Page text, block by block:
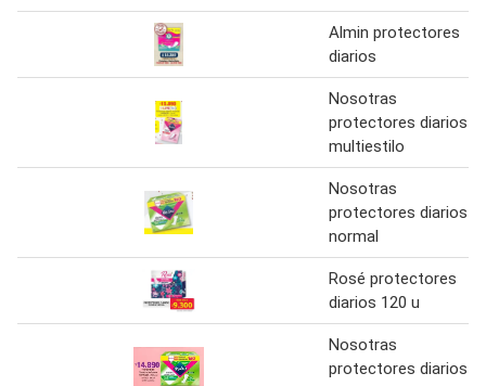
Almin protectores
diarios
Nosotras
protectores diarios
multiestilo
Nosotras
protectores diarios
normal
Rosé protectores
diarios 120 u
Nosotras
protectores diarios